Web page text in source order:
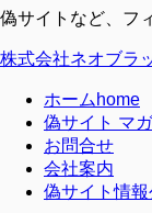
偽サイトなど、フ
株式会社ネオブラ
ホーム home
偽サイト マ
お問合せ
会社案内
偽サイト情報